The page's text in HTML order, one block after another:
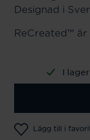
Designad i
ReCreated™
I
Lägg till i